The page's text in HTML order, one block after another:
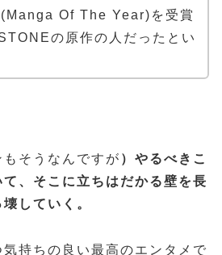
Of The Year)を受賞
の原作の人だったとい
もそうなんですが ）やるべきこ
、そこに立ちはだかる壁を長
していく。
持ちの良い最高のエンタメで